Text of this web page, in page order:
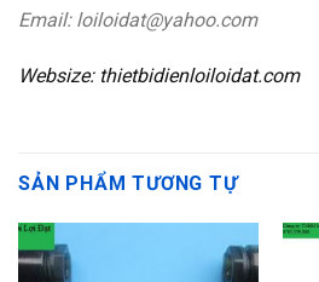
Email: loiloidat@yahoo.com
Websize: thietbidienloiloidat.com
SẢN PHẨM TƯƠNG TỰ